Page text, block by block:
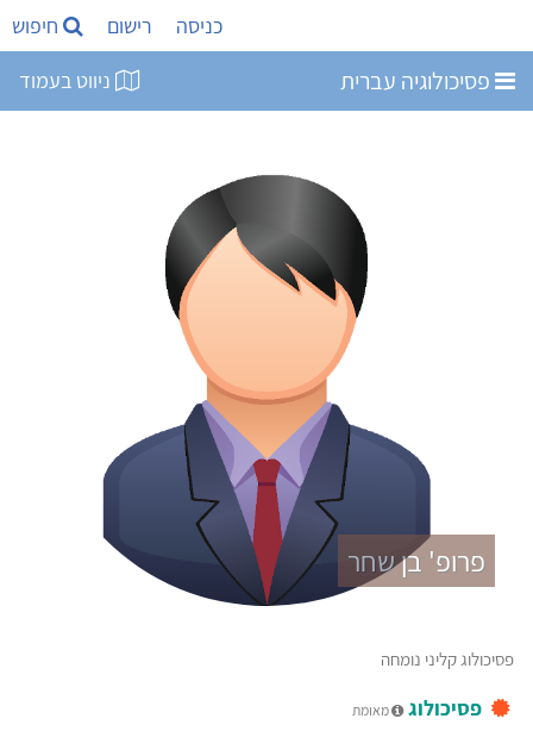
כניסה רישום חיפוש
פסיכולוגיה עברית ניווט בעמוד
פרופ' בן שחר
פסיכולוג קליני נומחה
פסיכולוג מאומת